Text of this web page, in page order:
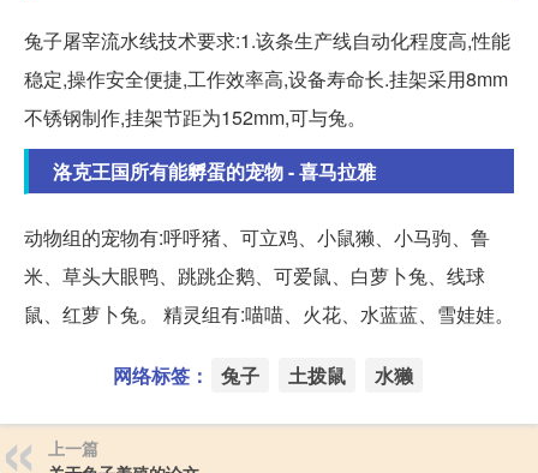
兔子屠宰流水线技术要求:1.该条生产线自动化程度高,性能
稳定,操作安全便捷,工作效率高,设备寿命长.挂架采用8mm
不锈钢制作,挂架节距为152mm,可与兔。
洛克王国所有能孵蛋的宠物 - 喜马拉雅
动物组的宠物有:呼呼猪、可立鸡、小鼠獭、小马驹、鲁
米、草头大眼鸭、跳跳企鹅、可爱鼠、白萝卜兔、线球
鼠、红萝卜兔。 精灵组有:喵喵、火花、水蓝蓝、雪娃娃。
网络标签： 兔子 土拨鼠 水獭
上一篇